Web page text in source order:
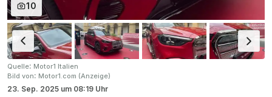
10
Quelle: Motor1 Italien
Bild von: Motor1.com (Anzeige)
23. Sep. 2025 um 08:19 Uhr